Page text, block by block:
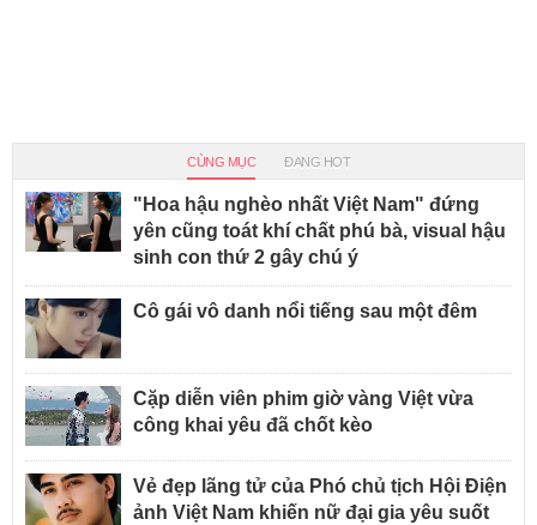
CÙNG MỤC ĐANG HOT
"Hoa hậu nghèo nhất Việt Nam" đứng
yên cũng toát khí chất phú bà, visual hậu
sinh con thứ 2 gây chú ý
Cô gái vô danh nổi tiếng sau một đêm
Cặp diễn viên phim giờ vàng Việt vừa
công khai yêu đã chốt kèo
Vẻ đẹp lãng tử của Phó chủ tịch Hội Điện
ảnh Việt Nam khiến nữ đại gia yêu suốt